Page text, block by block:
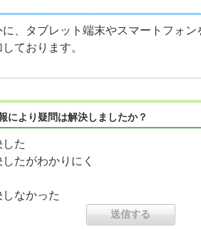
、タブレット端末やスマートフォ
しております。
により疑問は解決しましたか？
た
たがわかりにく
しなかった